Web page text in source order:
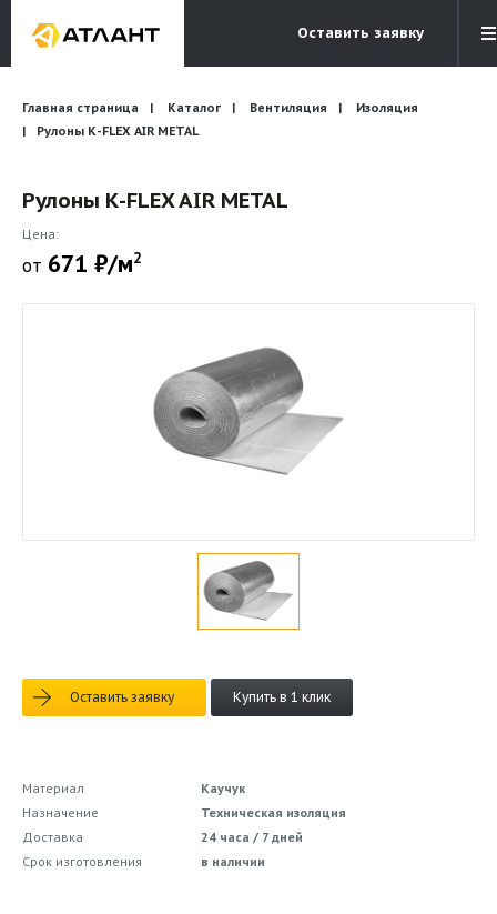
Оставить заявку
Электронная почта
info@atlantcompany.ru
Бесплатный звонок
Акции
Каталоги
Бланки запросов
Главная страница Каталог Вентиляция
Изоляция
Рулоны К-FLEX AIR METAL
Рулоны К-FLEX AIR METAL
Цена:
от 671 ₽/м2
Оставить заявку Купить в 1 клик
Материал
Каучук
Назначение
Техническая изоляция
Доставка
24 часа / 7 дней
Срок изготовления
в наличии